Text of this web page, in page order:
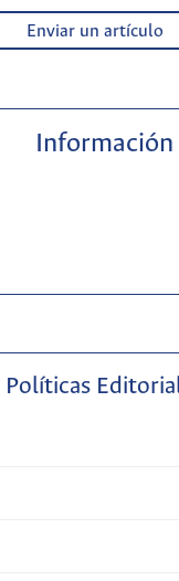
Enviar un artículo
Información
Políticas